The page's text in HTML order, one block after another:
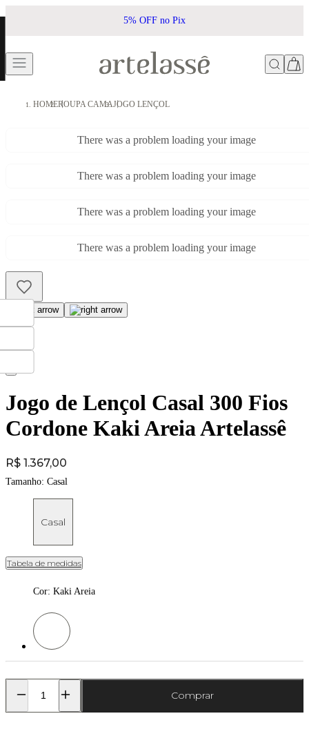
5% OFF no Pix
HOMEROUPA CAMAJOGO LENÇOL
There was a problem loading your image
There was a problem loading your image
There was a problem loading your image
There was a problem loading your image
Jogo de Lençol Casal 300 Fios
Cordone Kaki Areia Artelassê
Price:
R$ 1.367,00
Tamanho: Casal
Casal
Tabela de medidas
Cor: Kaki Areia
Cor: Kaki Areia
Comprar